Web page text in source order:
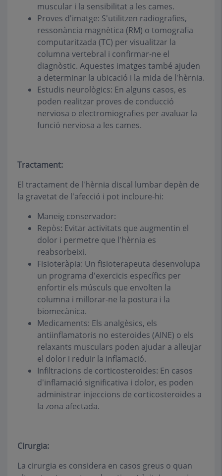
muscular i la sensibilitat a les cames.
Proves d'imatge: S'utilitzen radiografies,
ressonància magnètica (RM) o tomografia
computaritzada (TC) per visualitzar la
columna vertebral i confirmar-ne el
diagnòstic. Aquestes imatges també ajuden
a determinar la ubicació i la mida de l'hèrnia.
Estudis neurològics: En alguns casos, es
poden realitzar proves de conducció
nerviosa o electromiografies per avaluar la
funció nerviosa a les cames.
Tractament:
El tractament de l'hèrnia discal lumbar depèn de
la gravetat de l'afecció i pot incloure-hi:
Maneig conservador:
Repòs: Evitar activitats que augmentin el
dolor i permetre que l'hèrnia es
reabsorbeixi.
Fisioteràpia: Un fisioterapeuta desenvolupa
un programa d'exercicis específics per
enfortir els músculs que envolten la
columna i millorar-ne la postura i la
biomecànica.
Medicaments: Els analgèsics, els
antiinflamatoris no esteroides (AINE) o els
relaxants musculars poden ajudar a alleujar
el dolor i reduir la inflamació.
Infiltracions de corticosteroides: En casos
d'inflamació significativa i dolor, es poden
administrar injeccions de corticosteroides a
la zona afectada.
Cirurgia:
La cirurgia es considera en casos greus o quan